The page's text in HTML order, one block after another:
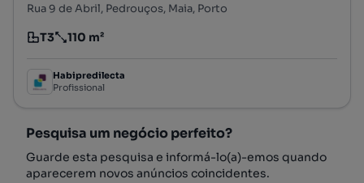
Rua 9 de Abril, Pedrouços, Maia, Porto
Tipologia
T3
Preço por metro quadrado
110 m²
Habipredilecta
Profissional
Pesquisa um negócio perfeito?
Guarde esta pesquisa e informá-lo(a)-emos quando
aparecerem novos anúncios coincidentes.